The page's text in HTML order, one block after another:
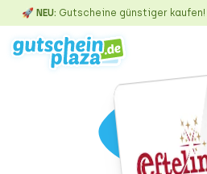
🚀 NEU: Gutscheine günstiger kaufen!